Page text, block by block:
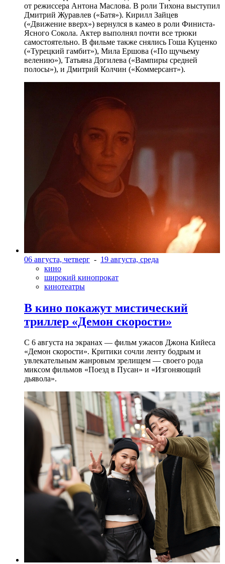
от режиссера Антона Маслова. В роли Тихона выступил
Дмитрий Журавлев («Батя»). Кирилл Зайцев
(«Движение вверх») вернулся в камео в роли Финиста-
Ясного Сокола. Актер выполнял почти все трюки
самостоятельно. В фильме также снялись Гоша Куценко
(«Турецкий гамбит»), Мила Ершова («По щучьему
велению»), Татьяна Догилева («Вампиры средней
полосы»), и Дмитрий Колчин («Коммерсант»).
06 августа, четверг - 19 августа, среда
кино
широкий кинопрокат
кинотеатры
В кино покажут мистический
триллер «Демон скорости»
С 6 августа на экранах — фильм ужасов Джона Кийеса
«Демон скорости». Критики сочли ленту бодрым и
увлекательным жанровым зрелищeм — своего рода
миксом фильмов «Поезд в Пусан» и «Изгоняющий
дьявола».